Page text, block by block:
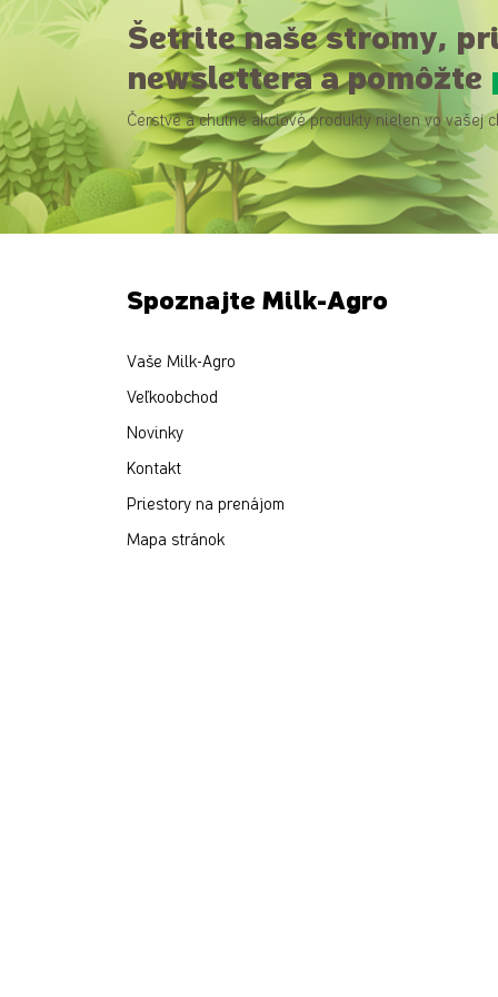
Šetrite naše stromy,
newslettera a pomôžte
Čerstvé a chutné akciové produkty nielen vo vašej
Spoznajte Milk-Agro
Vaše Milk-Agro
Veľkoobchod
Novinky
Kontakt
Priestory na prenájom
Mapa stránok